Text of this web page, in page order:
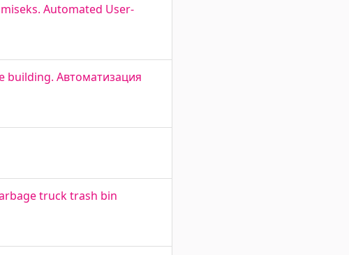
Automated User-
building. Автоматизация
truck trash bin